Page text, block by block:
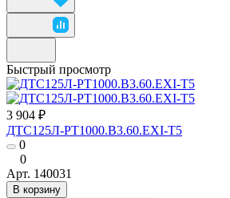
Быстрый просмотр
3 904 ₽
ДТС125Л-РТ1000.В3.60.ЕХI-Т5
0
0
Арт. 140031
В корзину